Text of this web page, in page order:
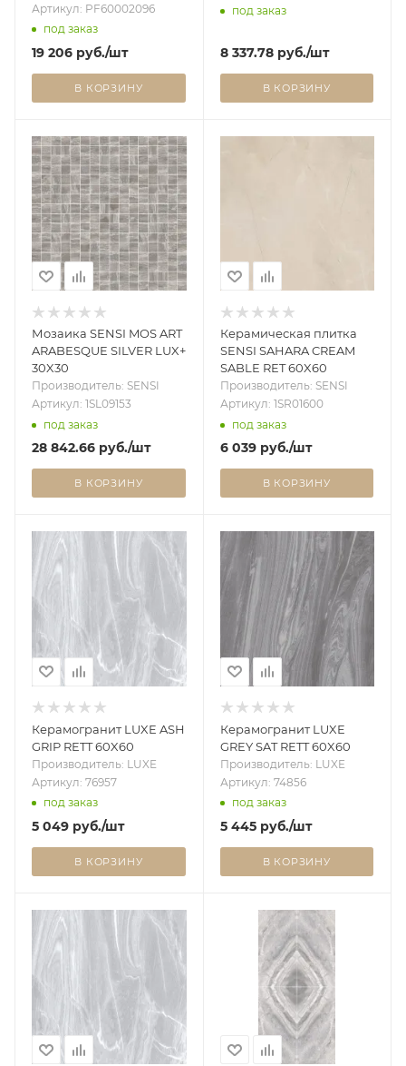
Артикул: PF60002096
под заказ
19 206 руб./шт
В КОРЗИНУ
под заказ
8 337.78руб./шт
В КОРЗИНУ
Мозаика SENSI MOS ART
ARABESQUE SILVER LUX+
30X30
Производитель: SENSI
Артикул: 1SL09153
под заказ
28 842.66 руб./шт
В КОРЗИНУ
Керамическая плитка
SENSI SAHARA CREAM
SABLE RET 60X60
Производитель: SENSI
Артикул: 1SR01600
под заказ
6 039руб./шт
В КОРЗИНУ
Керамогранит LUXE ASH
GRIP RETT 60X60
Производитель: LUXE
Артикул: 76957
под заказ
5 049 руб./шт
В КОРЗИНУ
Керамогранит LUXE
GREY SAT RETT 60X60
Производитель: LUXE
Артикул: 74856
под заказ
5 445руб./шт
В КОРЗИНУ